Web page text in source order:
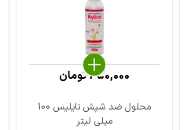
محلول ضد شپش نایلیس 100
میلی لیتر
450,000تومان